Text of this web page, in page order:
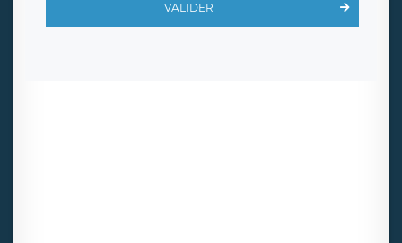
en sollicite la suppression, étant entendu que vous pouvez
demander la suppression de vos données et retirer votre
VALIDER